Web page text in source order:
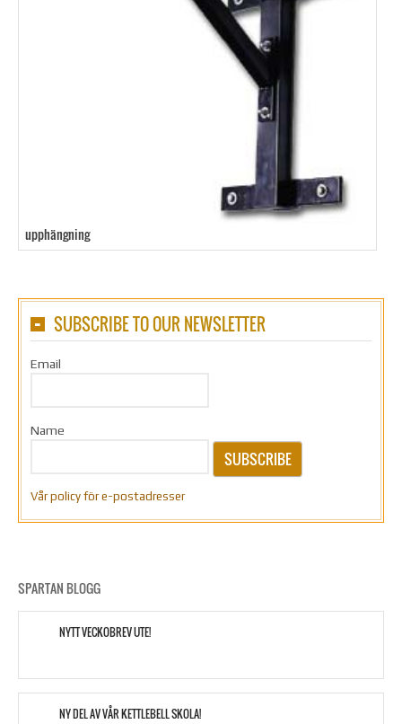
upphängning
SUBSCRIBE TO OUR NEWSLETTER
Email
Name
SUBSCRIBE
Vår policy för e-postadresser
SPARTAN BLOGG
NYTT VECKOBREV UTE!
NY DEL AV VÅR KETTLEBELL SKOLA!